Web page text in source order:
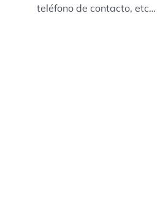
teléfono de contacto, etc…